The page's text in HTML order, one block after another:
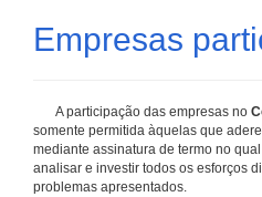
Empresas
A participação das empresas no
somente permitida àquelas que
mediante assinatura de termo no
analisar e investir todos os esforços
problemas apresentados.